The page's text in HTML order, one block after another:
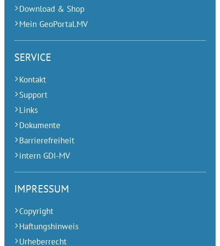
Download & Shop
Mein GeoPortal.MV
SERVICE
Kontakt
Support
Links
Dokumente
Barrierefreiheit
intern GDI-MV
IMPRESSUM
Copyright
Haftungshinweis
Urheberrecht